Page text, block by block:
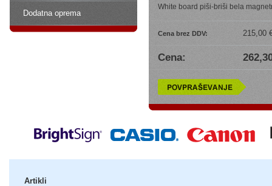
Dodatna oprema
White board piši-briši bela
Cena brez DDV: 215,00
Cena:
Artikli